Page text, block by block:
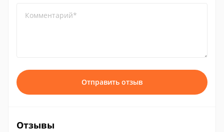
Комментарий*
Отправить отзыв
Отзывы